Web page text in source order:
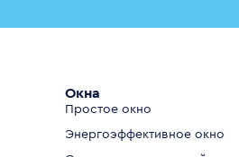
Окна
Простое окно
Энергоэффективное окно